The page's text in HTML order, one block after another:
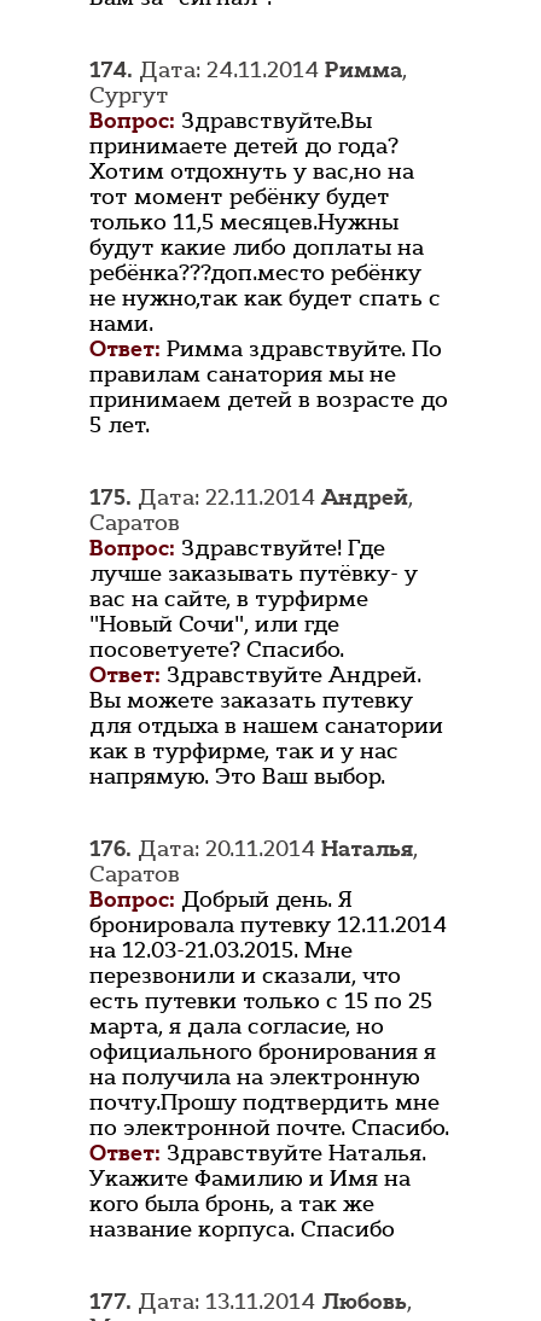
174. Дата: 24.11.2014 Римма,
Сургут
Вопрос: Здравствуйте.Вы
принимаете детей до года?
Хотим отдохнуть у вас,но на
тот момент ребёнку будет
только 11,5 месяцев.Нужны
будут какие либо доплаты на
ребёнка???доп.место ребёнку
не нужно,так как будет спать с
нами.
Ответ: Римма здравствуйте. По
правилам санатория мы не
принимаем детей в возрасте до
5 лет.
175. Дата: 22.11.2014Андрей,
Саратов
Вопрос: Здравствуйте! Где
лучше заказывать путёвку- у
вас на сайте, в турфирме
"Новый Сочи", или где
посоветуете? Спасибо.
Ответ: Здравствуйте Андрей.
Вы можете заказать путевку
для отдыха в нашем санатории
как в турфирме, так и у нас
напрямую. Это Ваш выбор.
176. Дата: 20.11.2014 Наталья,
Саратов
Вопрос: Добрый день. Я
бронировала путевку 12.11.2014
на 12.03-21.03.2015. Мне
перезвонили и сказали, что
есть путевки только с 15 по 25
марта, я дала согласие, но
официального бронирования я
на получила на электронную
почту.Прошу подтвердить мне
по электронной почте. Спасибо.
Ответ: Здравствуйте Наталья.
Укажите Фамилию и Имя на
кого была бронь, а так же
название корпуса. Спасибо
177. Дата: 13.11.2014 Любовь,